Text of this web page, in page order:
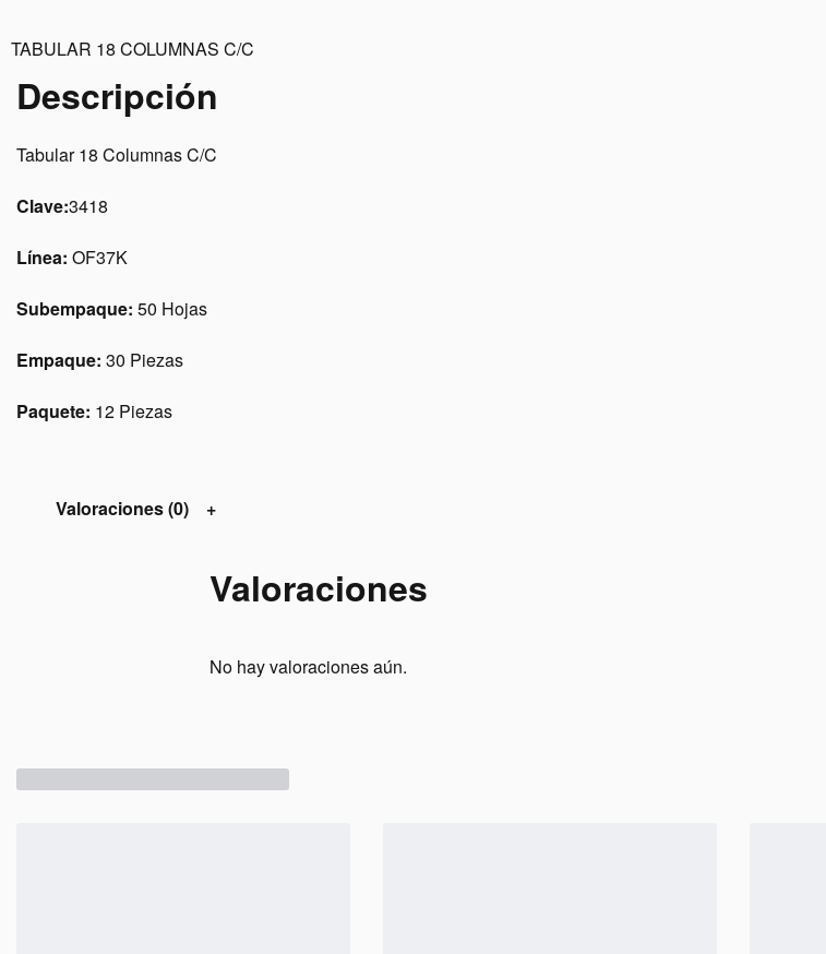
TABULAR 18 COLUMNAS C/C
Descripción
Tabular 18 Columnas C/C
Clave:3418
Línea: OF37K
Subempaque: 50 Hojas
Empaque: 30 Piezas
Paquete: 12 Piezas
Valoraciones (0)
Valoraciones
No hay valoraciones aún.